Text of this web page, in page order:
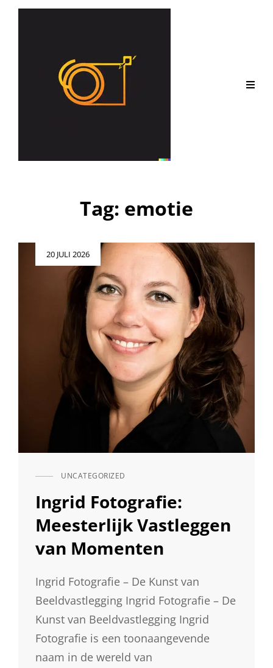
Tag: emotie
20 JULI 2026
CAT
UNCATEGORIZED
Ingrid Fotografie:
Meesterlijk Vastleggen
van Momenten
Ingrid Fotografie – De Kunst van
Beeldvastlegging Ingrid Fotografie – De
Kunst van Beeldvastlegging Ingrid
Fotografie is een toonaangevende
naam in de wereld van